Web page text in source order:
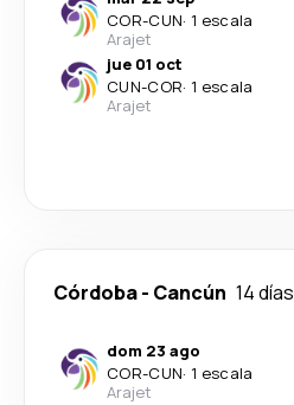
COR-CUN· 1 escala
Arajet
jue 01 oct
CUN-COR· 1 escala
Arajet
Córdoba- Cancún 14 días
dom 23 ago
COR-CUN· 1 escala
Arajet